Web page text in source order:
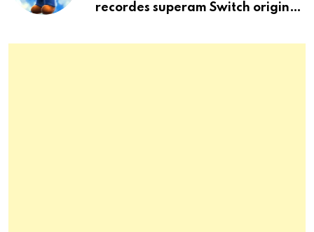
recordes superam Switch original